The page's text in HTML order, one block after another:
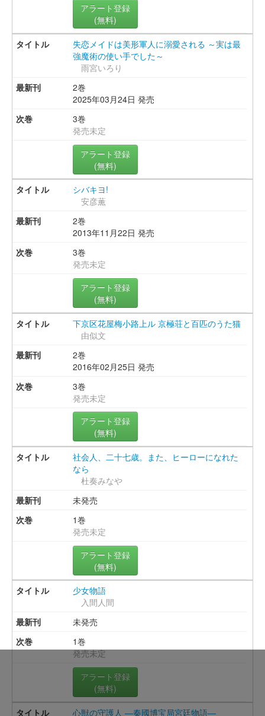
アラート登録
(無料)
失恋メイドは美形軍人に溺愛される ～実は最
強魔術の使い手でした～
雨宮いろり
2巻
2025年03月24日 発売
3巻
発売未定
アラート登録
(無料)
シバキヨ!
安彦薫
2巻
2013年11月22日 発売
3巻
発売未定
アラート登録
(無料)
下京区花屋梅小路上ル 京極荘と百匹のうた猫
由似文
2巻
2016年02月25日 発売
3巻
発売未定
アラート登録
(無料)
社会人、二十七歳。また、ヒーローになれた
なら
杜奏みなや
未発売
1巻
発売未定
アラート登録
(無料)
少女物語
入間人間
未発売
1巻
発売未定
アラート登録
(無料)
心獣の守護人 ―秦國博宝局宮廷物語―